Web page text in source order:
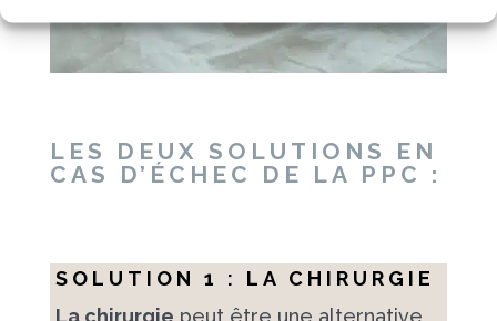
LES DEUX SOLUTIONS EN
CAS D’ÉCHEC DE LA PPC :
SOLUTION 1 : LA CHIRURGIE
La chirurgie peut être une alternative